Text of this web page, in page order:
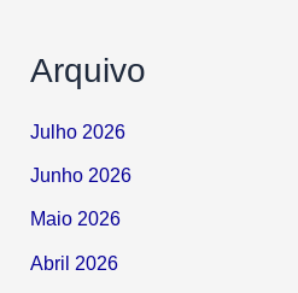
Arquivo
Julho 2026
Junho 2026
Maio 2026
Abril 2026